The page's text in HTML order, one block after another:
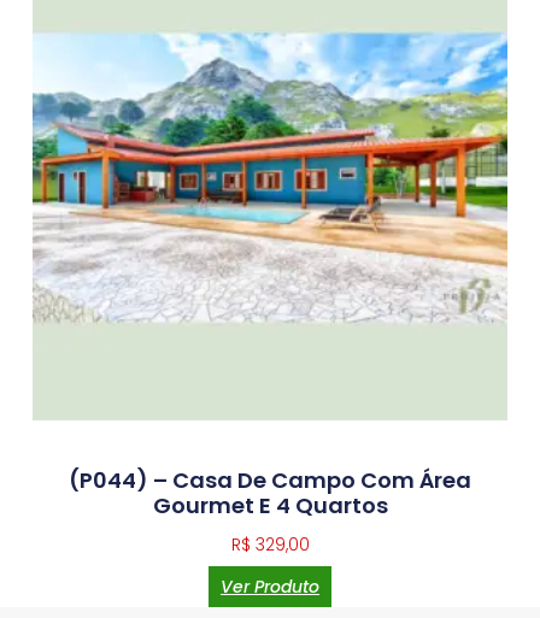
(P044) – Casa De Campo Com Área
Gourmet E 4 Quartos
R$ 329,00
Ver Produto